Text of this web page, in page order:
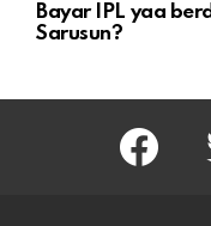
Bayar IPL yaa
Sarusun?
facebook